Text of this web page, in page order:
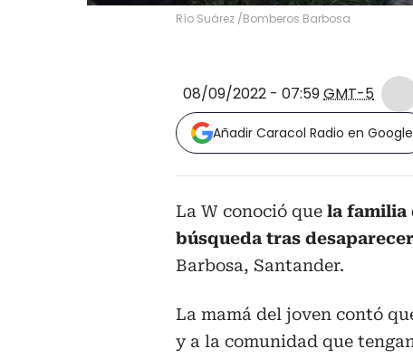
Río Suárez /Bomberos Barbosa
08/09/2022 - 07:59GMT-5
Añadir Caracol Radio en Google
La W conoció que la familia
búsqueda tras
Barbosa, Santander.
La mamá del joven contó
y a la comunidad que